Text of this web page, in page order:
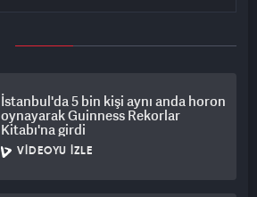
İstanbul'da 5 bin kişi aynı anda horon
oynayarak Guinness Rekorlar
Kitabı'na girdi
VIDEOYU İZLE